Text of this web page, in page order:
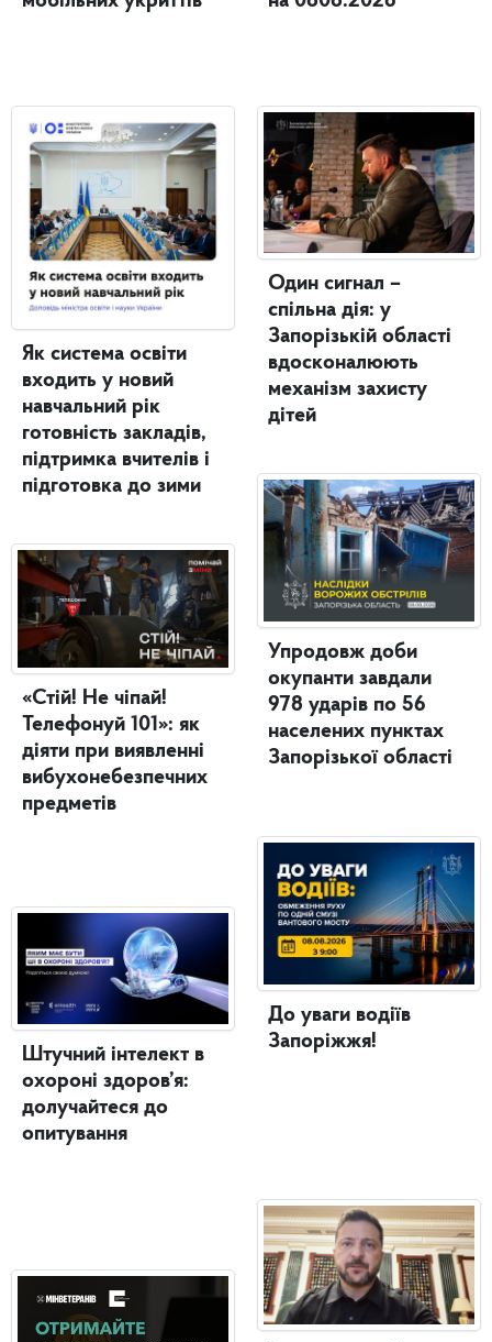
Як система освіти
входить у новий
навчальний рік
готовність закладів,
підтримка вчителів і
підготовка до зими
«Стій! Не чіпай!
Телефонуй 101»: як
діяти при виявленні
вибухонебезпечних
предметів
Штучний інтелект в
охороні здоров’я:
долучайтеся до
опитування
Один сигнал –
спільна дія: у
Запорізькій області
вдосконалюють
механізм захисту
дітей
Упродовж доби
окупанти завдали
978 ударів по 56
населених пунктах
Запорізької області
До уваги водіїв
Запоріжжя!